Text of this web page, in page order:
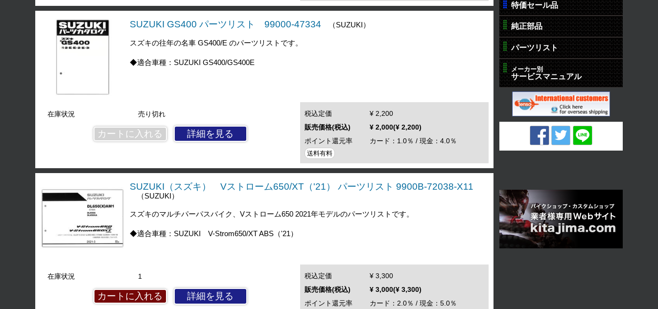
SUZUKI GS400 パーツリスト 99000-47334 （SUZUKI）
スズキの往年の名車 GS400/E のパーツリストです。
◆適合車種：SUZUKI GS400/GS400E
在庫状況 売り切れ
詳細を見る
税込定価
¥ 2,200
販売価格(税込)
¥ 2,000(¥ 2,200)
ポイント還元率
カード：1.0％ / 現金：4.0％
送料有料
SUZUKI（スズキ） Vストローム650/XT（'21） パーツリスト 9900B-72038-X11
（SUZUKI）
スズキのマルチパーパスバイク、Vストローム650 2021年モデルのパーツリストです。
◆適合車種：SUZUKI V-Strom650/XT ABS（'21）
在庫状況 1
詳細を見る
税込定価
¥ 3,300
販売価格(税込)
¥ 3,000(¥ 3,300)
ポイント還元率
カード：2.0％ / 現金：5.0％
特価セール品
純正部品
パーツリスト
メーカー別
サービスマニュアル